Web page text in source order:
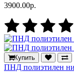
3900.00р.
Купить
ПНД полиэтилен